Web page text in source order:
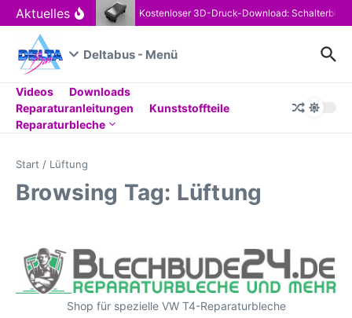
Zum Inhalt springen
Aktuelles Kostenloser 3D-Druck-Download:
Deltabus - Menü
Videos
Downloads
Reparaturanleitungen
Kunststoffteile
Reparaturbleche
Start / Lüftung
Browsing Tag: Lüftung
Shop für spezielle VW T4-Reparaturbleche